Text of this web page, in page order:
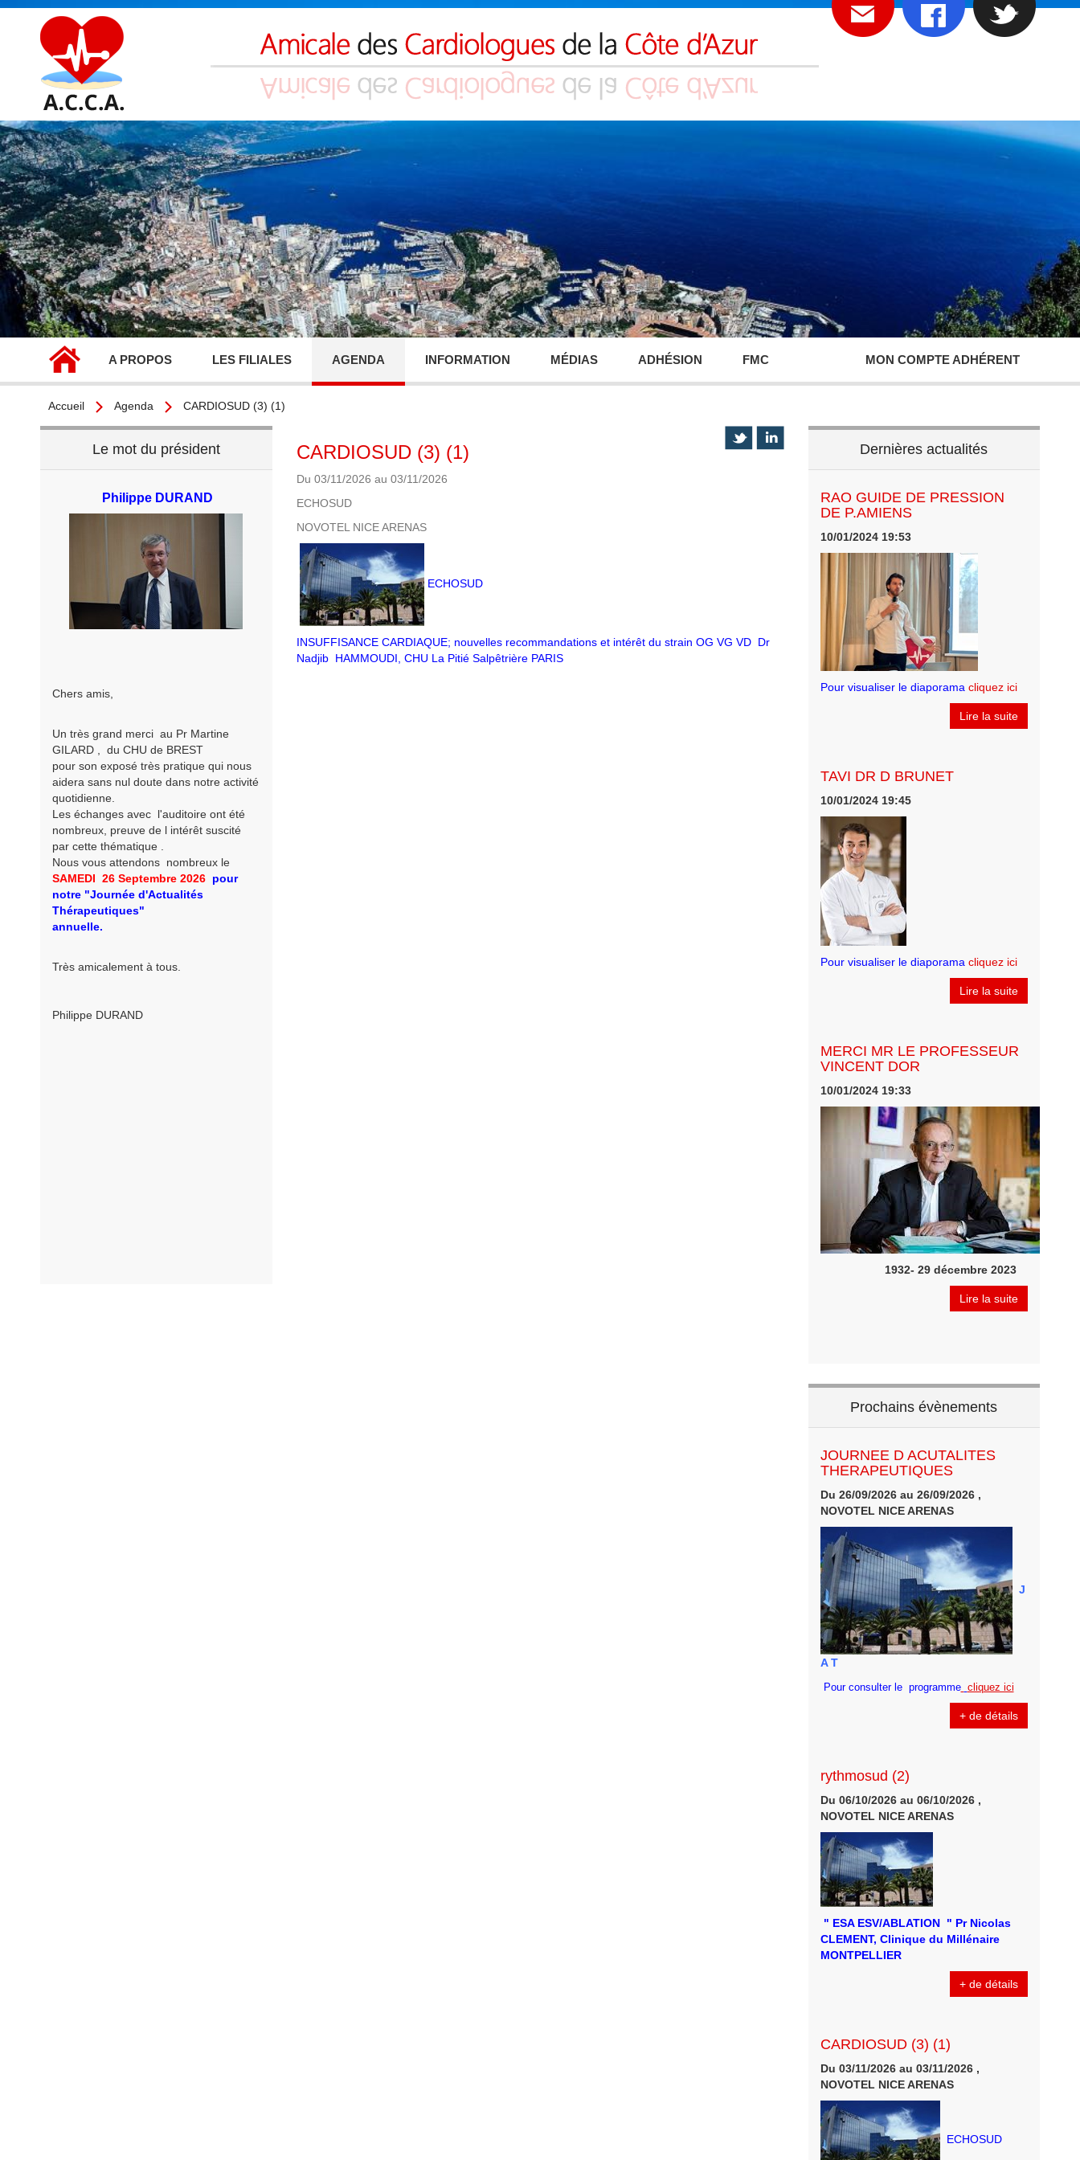
MON COMPTE ADHÉRENT
A PROPOS LES FILIALES AGENDA INFORMATION MÉDIAS ADHÉSION FMC
Accueil Agenda CARDIOSUD (3) (1)
CARDIOSUD (3) (1)
Du 03/11/2026 au 03/11/2026
ECHOSUD
NOVOTEL NICE ARENAS
ECHOSUD
INSUFFISANCE CARDIAQUE; nouvelles recommandations et intérêt du strain OG VG VD Dr
Nadjib HAMMOUDI, CHU La Pitié Salpêtrière PARIS
Dernières actualités
RAO GUIDE DE PRESSION
DE P.AMIENS
10/01/2024 19:53
Pour visualiser le diaporama cliquez ici
Lire la suite
TAVI DR D BRUNET
10/01/2024 19:45
Pour visualiser le diaporama cliquez ici
Lire la suite
MERCI MR LE PROFESSEUR
VINCENT DOR
10/01/2024 19:33
1932- 29 décembre 2023
Lire la suite
Prochains évènements
JOURNEE D ACUTALITES
THERAPEUTIQUES
Du 26/09/2026 au 26/09/2026 ,
NOVOTEL NICE ARENAS
J
A T
Pour consulter le programme cliquez ici
+ de détails
rythmosud (2)
Du 06/10/2026 au 06/10/2026 ,
NOVOTEL NICE ARENAS
" ESA ESV/ABLATION " Pr Nicolas
CLEMENT, Clinique du Millénaire
MONTPELLIER
+ de détails
CARDIOSUD (3) (1)
Du 03/11/2026 au 03/11/2026 ,
NOVOTEL NICE ARENAS
ECHOSUD
Le mot du président
Philippe DURAND
Chers amis,
Un très grand merci au Pr Martine
GILARD , du CHU de BREST
pour son exposé très pratique qui nous
aidera sans nul doute dans notre activité
quotidienne.
Les échanges avec l'auditoire ont été
nombreux, preuve de l intérêt suscité
par cette thématique .
Nous vous attendons nombreux le
SAMEDI 26 Septembre 2026 pour
notre "Journée d'Actualités
Thérapeutiques"
annuelle.
Très amicalement à tous.
Philippe DURAND